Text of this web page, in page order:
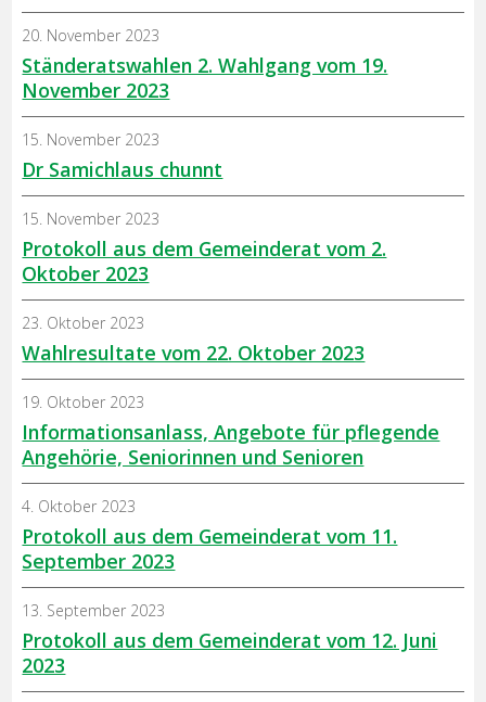
Ständeratswahlen 2. Wahlgang vom 19.
November 2023
20. November 2023
Dr Samichlaus chunnt
15. November 2023
Protokoll aus dem Gemeinderat vom 2.
Oktober 2023
15. November 2023
Wahlresultate vom 22. Oktober 2023
23. Oktober 2023
Informationsanlass, Angebote für pflegende
Angehörie, Seniorinnen und Senioren
19. Oktober 2023
Protokoll aus dem Gemeinderat vom 11.
September 2023
4. Oktober 2023
Protokoll aus dem Gemeinderat vom 12. Juni
2023
13. September 2023